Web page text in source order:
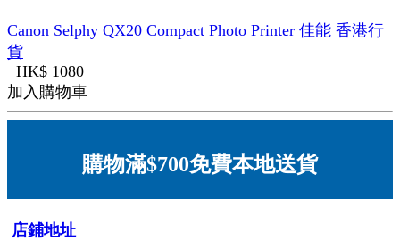
Canon Selphy QX20 Compact Photo Printer 佳能 香港行
貨
HK$ 1080
加入購物車
購物滿$700免費本地送貨
店鋪地址